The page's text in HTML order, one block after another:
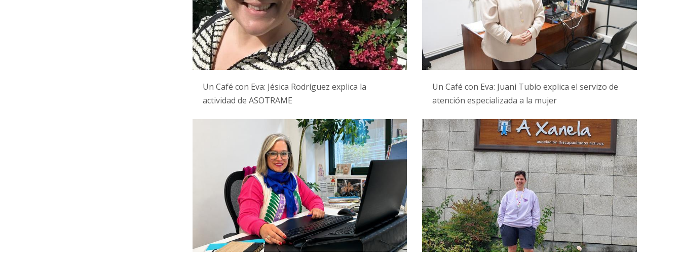
Un Café con Eva: Jésica Rodríguez explica la
actividad de ASOTRAME
Un Café con Eva: Juani Tubío explica el servizo de
atención especializada a la mujer